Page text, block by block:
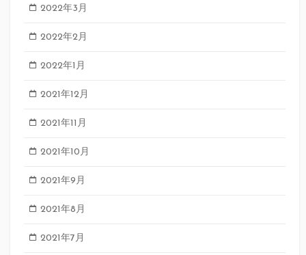
2022年3月
2022年2月
2022年1月
2021年12月
2021年11月
2021年10月
2021年9月
2021年8月
2021年7月